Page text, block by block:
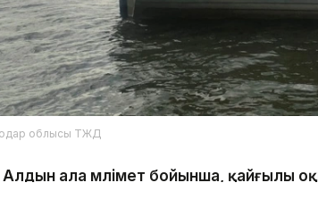
облысы ТЖД
Алдын ала мәлімет бойынша, қайғылы